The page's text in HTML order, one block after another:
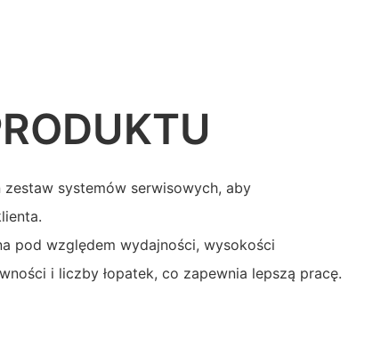
zestaw systemów serwisowych, aby
pod względem wydajności, wysokości
i liczby łopatek, co zapewnia lepszą pracę.